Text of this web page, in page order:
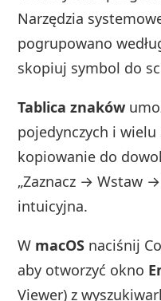
Narzędzia
pogrupowano
skopiuj symbol do
Tablica znaków
pojedynczych i
kopiowanie do
„Zaznacz → Wstaw
intuicyjna.
W macOS naciśnij
aby otworzyć okno
Viewer) z